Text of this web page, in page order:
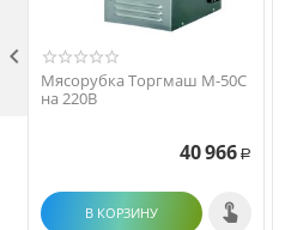
Мясорубка Торгмаш М-50С
на 220В
40 966 Р
В КОРЗИНУ
